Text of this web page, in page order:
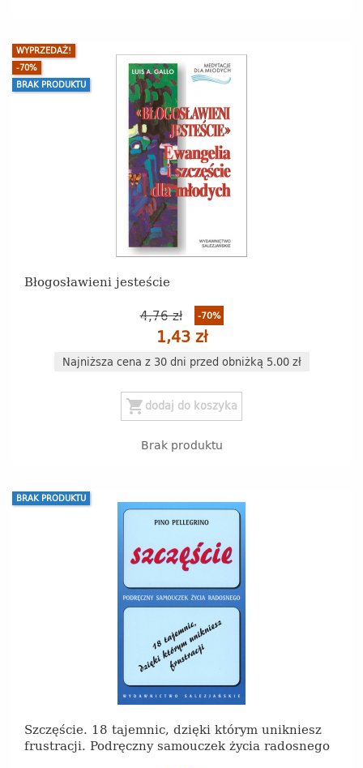
Błogosławieni jesteście
4,76 zł -70%
1,43 zł
Najniższa cena z 30 dni przed obniżką 5.00 zł
WYPRZEDAŻ!
-70%
BRAK PRODUKTU
shopping_cart dodaj do koszyka
Brak produktu
Szczęście. 18 tajemnic, dzięki którym unikniesz
frustracji. Podręczny samouczek życia radosnego
BRAK PRODUKTU